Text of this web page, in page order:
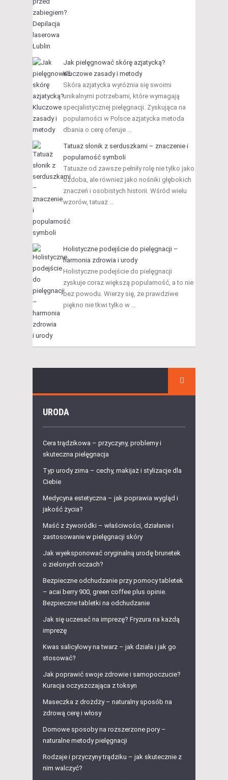
Jak pielęgnować skórę azjatycką?
Kluczowe zasady i metody
Skóra azjatycka wyróżnia się swoimi
unikalnymi potrzebami, które wymagają
specjalistycznej pielęgnacji. Zyskująca na
popularności w Polsce azjatycka metoda
dbania o cerę oferuje …
Tatuaż słonik z serduszkami – znaczenie i
popularność symboli
Tatuaże od zawsze pełniły rolę nie tylko jako
ozdoba, ale również jako nośniki głębokich
znaczeń i osobistych historii. Wśród wielu
wzorów, tatuaż …
Holistyczne podejście do pielęgnacji –
harmonia zdrowia i urody
Holistyczne podejście do pielęgnacji
zyskuje coraz większą popularność, a to nie
bez powodu. Wierzy się, że prawdziwe
piękno nie tkwi tylko w …
URODA
Cera trądzikowa – przyczyny, problemy i
skuteczna pielęgnacja
Typ urody zima – cechy, makijaż i stylizacje dla
Ciebie
Medycyna estetyczna – jak poprawia wygląd i
jakość życia?
Maść z żyworódki – właściwości, działanie i
zastosowanie w pielęgnacji skóry
Jak wyeksponować oryginalną urodę brunetek
o zielonych oczach?
Bezpieczne odchudzanie przy pomocy tabletek
– acai berry 900, green coffee plus opinie.
Bezpieczne tabletki na odchudzanie
Jak się uczesać na imprezę? Fryzura na każdą
imprezę
Kwas salicylowy na twarz – jak działa i jak go
stosować?
Jak poprawić swoje zdrowie i samopoczucie?
Kuracja oczyszczająca z toksyn
Maseczka z drożdży – naturalny sposób na
zdrową cerę i włosy
Domowe sposoby na rozszerzone pory –
naturalne metody pielęgnacji
Rodzaje i przyczyny trądziku – jak skutecznie z
nim walczyć?